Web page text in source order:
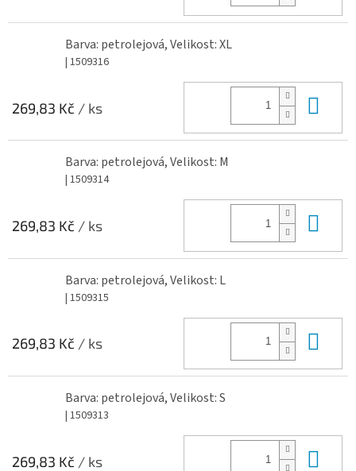
Barva: petrolejová, Velikost: XL
| 1509316
269,83 Kč / ks
Barva: petrolejová, Velikost: M
| 1509314
269,83 Kč / ks
Barva: petrolejová, Velikost: L
| 1509315
269,83 Kč / ks
Barva: petrolejová, Velikost: S
| 1509313
269,83 Kč / ks